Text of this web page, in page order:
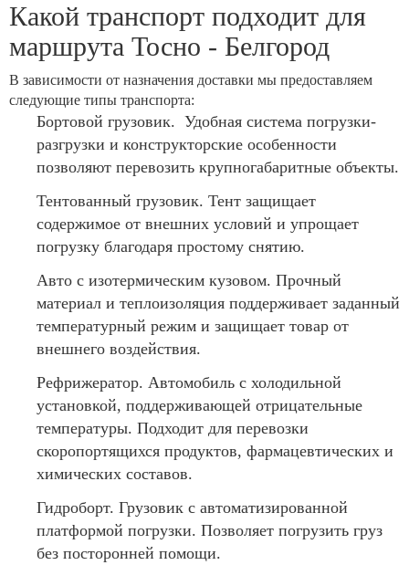
Какой транспорт подходит для
маршрута Тосно - Белгород
В зависимости от назначения доставки мы предоставляем
следующие типы транспорта:
Бортовой грузовик. Удобная система погрузки-
разгрузки и конструкторские особенности
позволяют перевозить крупногабаритные объекты.
Тентованный грузовик. Тент защищает
содержимое от внешних условий и упрощает
погрузку благодаря простому снятию.
Авто с изотермическим кузовом. Прочный
материал и теплоизоляция поддерживает заданный
температурный режим и защищает товар от
внешнего воздействия.
Рефрижератор. Автомобиль с холодильной
установкой, поддерживающей отрицательные
температуры. Подходит для перевозки
скоропортящихся продуктов, фармацевтических и
химических составов.
Гидроборт. Грузовик с автоматизированной
платформой погрузки. Позволяет погрузить груз
без посторонней помощи.